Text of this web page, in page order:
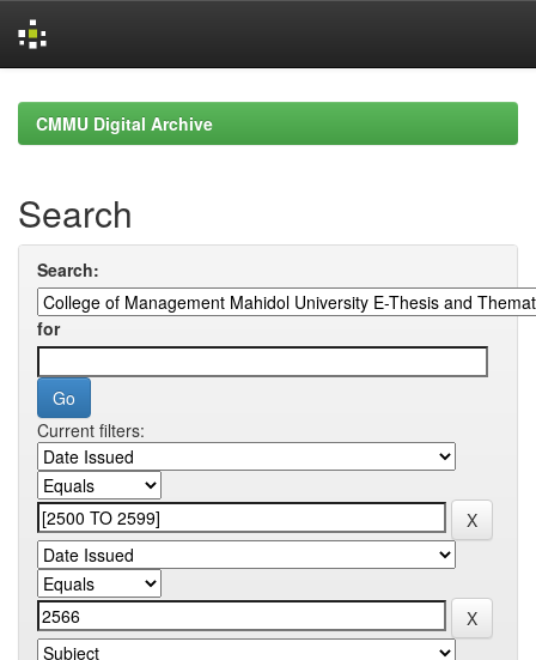
navigationCMMU Digital Archive
Search
Search:
for
Current filters: